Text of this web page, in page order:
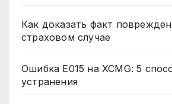
Как доказать факт
страховом случае
Ошибка E015 на XCMG: 5
устранения